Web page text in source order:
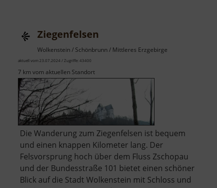
Ziegenfelsen
Wolkenstein / Schönbrunn / Mittleres Erzgebirge
aktuell vom 23.07.2024 / Zugriffe: 43400
7 km vom aktuellen Standort
Die Wanderung zum Ziegenfelsen ist bequem
und einen knappen Kilometer lang. Der
Felsvorsprung hoch über dem Fluss Zschopau
und der Bundesstraße 101 bietet einen schöner
Blick auf die Stadt Wolkenstein mit Schloss und